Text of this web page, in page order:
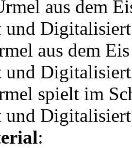
aus dem
und
aus dem
und Digitalisiert
spielt im
und Digitalisiert
: